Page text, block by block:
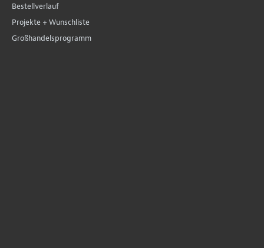
Bestellverlauf
Projekte + Wunschliste
Großhandelsprogramm